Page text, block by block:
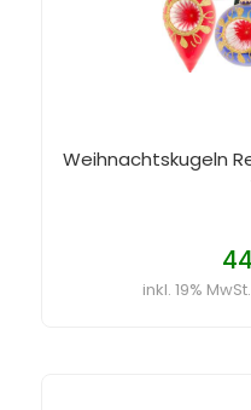
Weihnachtskugeln
inkl. 19%